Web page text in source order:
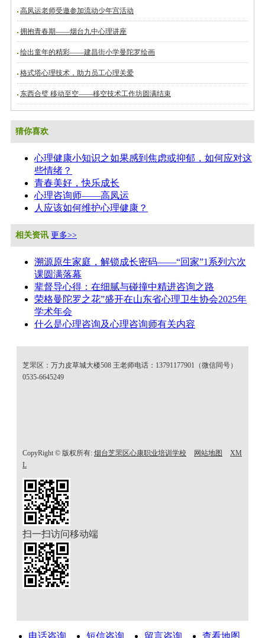
高凤运老师受邀参加流动少年宫活动
拥抱青春期——烟台九中心理讲座
绘出童年的精彩——建昌街小学曼陀罗绘画
格式塔心理技术，助力员工心理关爱
东西合璧 移动至空——移空技术工作坊圆满结束
猜你喜欢
心理健康小知识之如果感到焦虑或抑郁，如何应对这
些情绪？
青春美好，快乐成长
心理咨询师——高凤运
人应该如何维护心理健康？
相关资讯 更多>>
溯源原生家庭，解锁成长密码——“回家”1系列六次
课圆满落幕
辈督导心得：在细腻与碰撞中精进咨询之路
荣格曼陀罗之花”盛开在山东省心理卫生协会2025年
学术年会
什么是心理咨询及心理咨询师有关内容
芝罘区：万力皮草城大楼508 王老师电话：13791177901（微信同号）
0535-6645249
CopyRight © 版权所有: 烟台芝罘区心康职业培训学校 网站地图
XM
L
扫一扫访问移动端
电话咨询 短信咨询 留言咨询 查看地图